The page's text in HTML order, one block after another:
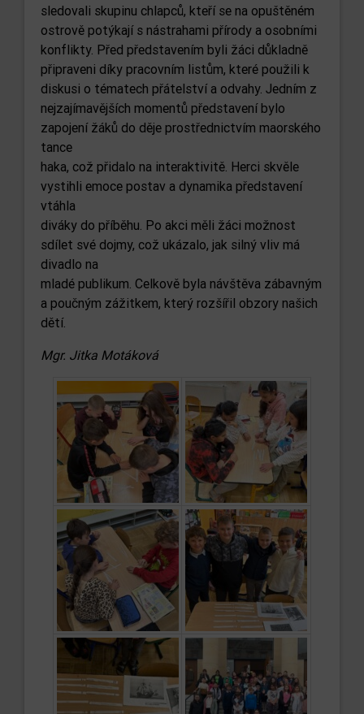
sledovali skupinu chlapců, kteří se na opuštěném
ostrově potýkají s nástrahami přírody a osobními
konflikty. Před představením byli žáci důkladně
připraveni díky pracovním listům, které použili k
diskusi o tématech přátelství a odvahy. Jedním z
nejzajímavějších momentů představení bylo
zapojení žáků do děje prostřednictvím maorského
tance
haka, což přidalo na interaktivitě. Herci skvěle
vystihli emoce postav a dynamika představení
vtáhla
diváky do příběhu. Po akci měli žáci možnost
sdílet své dojmy, což ukázalo, jak silný vliv má
divadlo na
mladé publikum. Celkově byla návštěva zábavným
a poučným zážitkem, který rozšířil obzory našich
dětí.
Mgr. Jitka Motáková